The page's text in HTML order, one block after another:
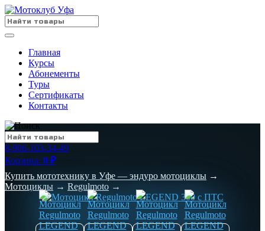
Главная
Курсы
Абонементы
Туры
Сертификаты
Контакты
8-906-103-34-49
Корзина: 0 ₽
Купить мототехнику в Уфе — эндуро мотоциклы →
Мотоциклы → Regulmoto →